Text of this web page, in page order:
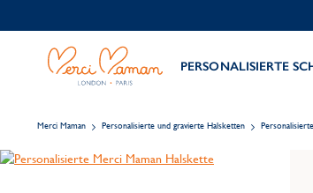
PERSONALISIERTE
Merci Maman Personalisierte und gravierte Halsketten